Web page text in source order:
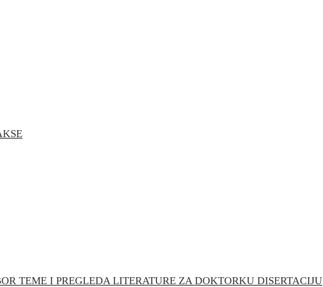
TEME I PREGLEDA LITERATURE ZA DOKTORKU DISERTACIJU